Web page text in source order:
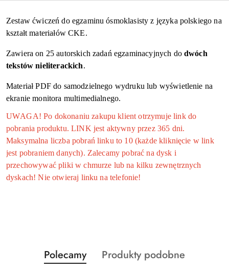
Zestaw ćwiczeń do egzaminu ósmoklasisty z języka polskiego na
kształt materiałów CKE.
Zawiera on 25 autorskich zadań egzaminacyjnych do dwóch
tekstów nieliterackich.
Materiał PDF do samodzielnego wydruku lub wyświetlenie na
ekranie monitora multimedialnego.
UWAGA! Po dokonaniu zakupu klient otrzymuje link do
pobrania produktu. LINK jest aktywny przez 365 dni.
Maksymalna liczba pobrań linku to 10 (każde kliknięcie w link
jest pobraniem danych). Zalecamy pobrać na dysk i
przechowywać pliki w chmurze lub na kilku zewnętrznych
dyskach! Nie otwieraj linku na telefonie!
Pomiń karuzelę produktów
Produkty
o
Polecamy
Produkty
Produkty podobne